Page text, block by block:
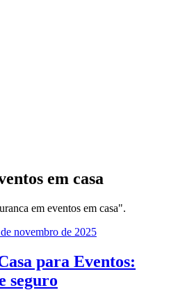
em casa
em eventos em casa".
novembro de 2025
para Eventos:
seguro